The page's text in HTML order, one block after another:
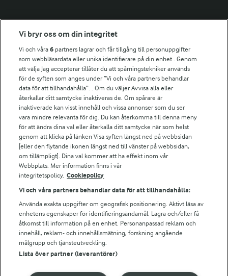
Fler Arlasajter
För ägare
Arlas kundportal
Arla.com
Falbygdens Ost
Arla webbshop
Bildbank
Följ oss
© 2026 Arla Foods
Vi bryr oss om din integritet
Vi och våra6 partners lagrar och får tillgång till personuppgifter
som webbläsardata eller unika identifierare på din enhet . Genom
att välja Jag accepterar tillåter du att spårningstekniker används
för de syften som anges under ”Vi och våra partners behandlar
data för att tillhandahålla”. . Om du väljer Avvisa alla eller
återkallar ditt samtycke inaktiveras de. Om spårare är
inaktiverade kan visst innehåll och vissa annonser som du ser
vara mindre relevanta för dig. Du kan återkomma till denna meny
för att ändra dina val eller återkalla ditt samtycke när som helst
genom att klicka på länken Visa syften längst ned på webbsidan
[eller den flytande ikonen längst ned till vänster på webbsidan,
om tillämpligt]. Dina val kommer att ha effekt inom vår
Webbplats. Mer information finns i vår
integritetspolicy. Cookiepolicy
Vi och våra partners behandlar data för att tillhandahålla:
Använda exakta uppgifter om geografisk positionering. Aktivt läsa av
enhetens egenskaper för identifieringsändamål. Lagra och/eller få
åtkomst till information på en enhet. Personanpassad reklam och
innehåll, reklam- och innehållsmätning, forskning angående
målgrupp och tjänsteutveckling.
Lista över partner (leverantörer)